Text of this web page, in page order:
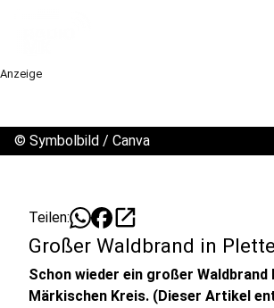
Anzeige
© Symbolbild / Canva
Teilen: open_in_new
Großer Waldbrand in
Schon wieder ein großer Waldbrand
Märkischen Kreis. (Dieser Artikel